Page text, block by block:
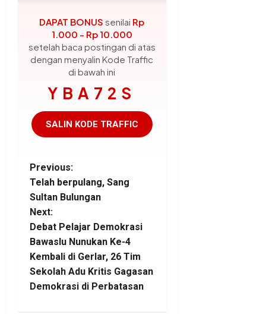
DAPAT BONUS senilai Rp
1.000 - Rp 10.000
setelah baca postingan di atas
dengan menyalin Kode Traffic
di bawah ini
YBA72S
SALIN KODE TRAFFIC
P
o
s
t
n
a
Previous:
Telah berpulang, Sang
Sultan Bulungan
Next:
Debat Pelajar Demokrasi
Bawaslu Nunukan Ke-4
Kembali di Gerlar, 26 Tim
Sekolah Adu Kritis Gagasan
Demokrasi di Perbatasan